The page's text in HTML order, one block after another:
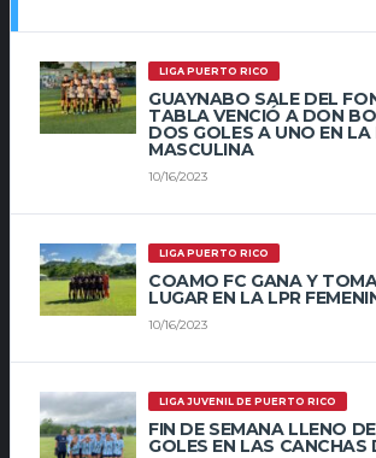
LIGA PUERTO RICO
GUAYNABO SALE DEL
TABLA VENCIÓ A DON
DOS GOLES A UNO EN LA
MASCULINA
10/16/2023
LIGA PUERTO RICO
COAMO FC GANA Y
LUGAR EN LA LPR
10/16/2023
LIGA JUVENIL DE PUERTO RICO
FIN DE SEMANA LLENO
GOLES EN LAS CANCHAS